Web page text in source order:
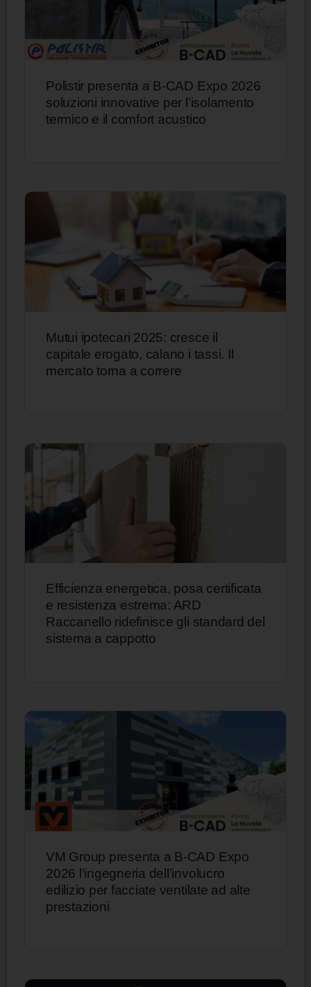
Polistir presenta a B-CAD Expo 2026
soluzioni innovative per l’isolamento
termico e il comfort acustico
Mutui ipotecari 2025: cresce il
capitale erogato, calano i tassi. Il
mercato torna a correre
Efficienza energetica, posa certificata
e resistenza estrema: ARD
Raccanello ridefinisce gli standard del
sistema a cappotto
VM Group presenta a B-CAD Expo
2026 l’ingegneria dell’involucro
edilizio per facciate ventilate ad alte
prestazioni